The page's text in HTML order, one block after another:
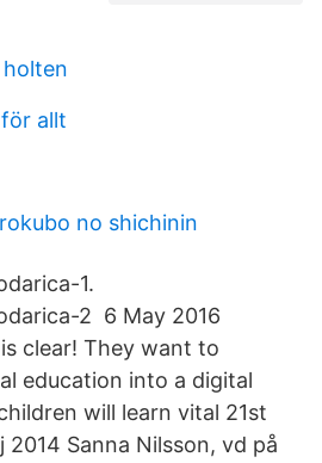
allt
no shichinin
1.
2 6 May 2016
clear! They want to
education into a digital
will learn vital 21st
Sanna Nilsson, vd på